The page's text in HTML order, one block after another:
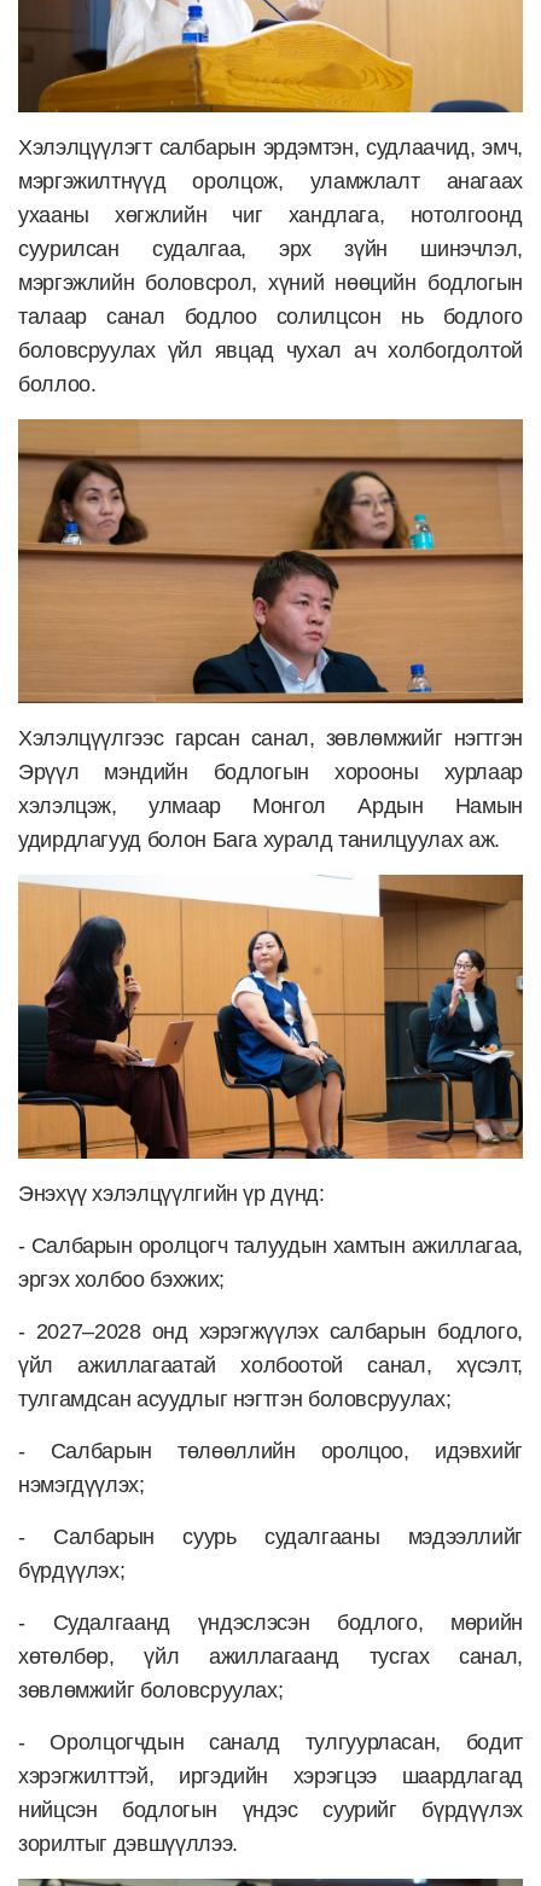
Хэлэлцүүлэгт салбарын эрдэмтэн, судлаачид, эмч,
мэргэжилтнүүд оролцож, уламжлалт анагаах
ухааны хөгжлийн чиг хандлага, нотолгоонд
суурилсан судалгаа, эрх зүйн шинэчлэл,
мэргэжлийн боловсрол, хүний нөөцийн бодлогын
талаар санал бодлоо солилцсон нь бодлого
боловсруулах үйл явцад чухал ач холбогдолтой
боллоо.
Хэлэлцүүлгээс гарсан санал, зөвлөмжийг нэгтгэн
Эрүүл мэндийн бодлогын хорооны хурлаар
хэлэлцэж, улмаар Монгол Ардын Намын
удирдлагууд болон Бага хуралд танилцуулах аж.
Энэхүү хэлэлцүүлгийн үр дүнд:
- Салбарын оролцогч талуудын хамтын ажиллагаа,
эргэх холбоо бэхжих;
- 2027–2028 онд хэрэгжүүлэх салбарын бодлого,
үйл ажиллагаатай холбоотой санал, хүсэлт,
тулгамдсан асуудлыг нэгтгэн боловсруулах;
- Салбарын төлөөллийн оролцоо, идэвхийг
нэмэгдүүлэх;
- Салбарын суурь судалгааны мэдээллийг
бүрдүүлэх;
- Судалгаанд үндэслэсэн бодлого, мөрийн
хөтөлбөр, үйл ажиллагаанд тусгах санал,
зөвлөмжийг боловсруулах;
- Оролцогчдын саналд тулгуурласан, бодит
хэрэгжилттэй, иргэдийн хэрэгцээ шаардлагад
нийцсэн бодлогын үндэс суурийг бүрдүүлэх
зорилтыг дэвшүүллээ.